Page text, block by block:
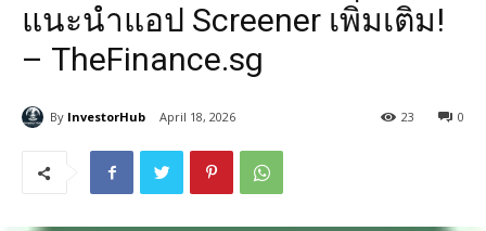
แนะนำแอป Screener เพิ่มเติม!
– TheFinance.sg
By InvestorHub April 18, 2026 0
23